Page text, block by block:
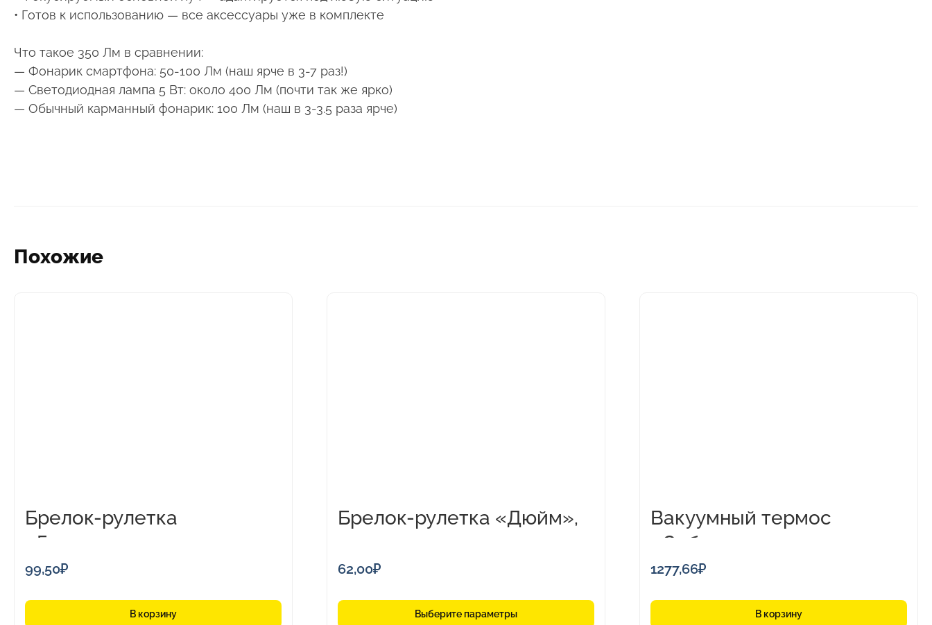
• Готов к использованию — все аксессуары уже в комплекте
Что такое 350 Лм в сравнении:
— Фонарик смартфона: 50-100 Лм (наш ярче в 3-7 раз!)
— Светодиодная лампа 5 Вт: около 400 Лм (почти так же ярко)
— Обычный карманный фонарик: 100 Лм (наш в 3-3.5 раза ярче)
Похожие
Брелок-рулетка
«Грузовик»,1м
99,50₽
В корзину
Брелок-рулетка «Дюйм»,
62,00₽
Выберите параметры
Вакуумный термос
«Сибирь», 1000 мл
1277,66₽
В корзину